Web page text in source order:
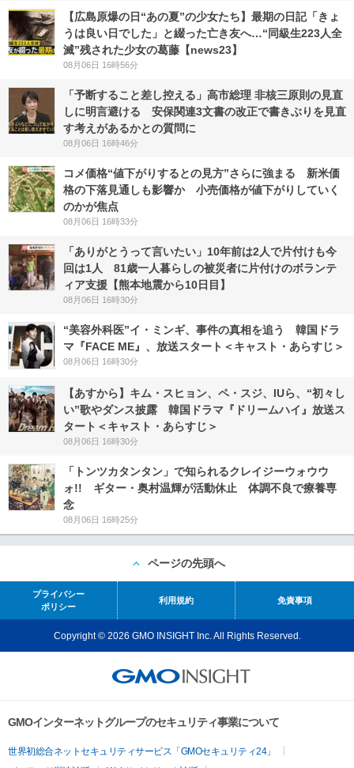
【広島原爆の日“あの夏”の少女たち】最期の日記「きょ
うは良い日でした」と綴った亡き友へ…“同級生223人全
滅”残された少女の葛藤【news23】
08月06日 16時56分
「予断すること差し控える」高市総理 非核三原則の見直
しに明言避ける 安保関連3文書の改正で書きぶりを見直
す考えがあるかとの質問に
08月06日 16時46分
コメ価格“値下がりするとの見方”さらに強まる 新米価
格の下落見通しも影響か 小売価格が値下がりしていく
のかが焦点
08月06日 16時33分
「ありがとうって言いたい」10年前は2人で片付けも今
回は1人 81歳一人暮らしの被災者に片付けのボランテ
ィア支援【熊本地震から10日目】
08月06日 16時30分
“美容外科医”イ・ミンギ、事件の真相を追う 韓国ドラ
マ『FACE ME』、放送スタート＜キャスト・あらすじ＞
08月06日 16時30分
【あすから】キム・スヒョン、ペ・スジ、IUら、“初々し
い”歌やダンス披露 韓国ドラマ『ドリームハイ』放送ス
タート＜キャスト・あらすじ＞
08月06日 16時30分
「トンツカタンタン」で知られるクレイジーウォウウ
ォ!! ギター・奥村温輝が活動休止 体調不良で療養専
念
08月06日 16時25分
ページの先頭へ
プライバシー
ポリシー
利用規約 免責事項
Copyright © 2026 GMO INSIGHT Inc. All Rights Reserved.
GMOインターネットグループのセキュリティ事業について
世界初総合ネットセキュリティサービス「GMOセキュリティ24」